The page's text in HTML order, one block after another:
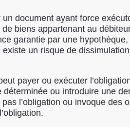
document ayant force
biens appartenant au
garantie par une
un risque de
payer ou exécuter
ou introduire une
l’obligation ou invoque